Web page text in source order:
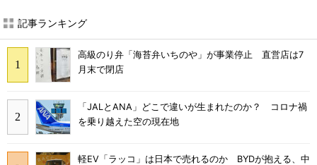
記事ランキング
高級のり弁「海苔弁いちのや」が事業停止 直営店は7
月末で閉店
「JALとANA」どこで違いが生まれたのか？ コロナ禍
を乗り越えた空の現在地
軽EV「ラッコ」は日本で売れるのか BYDが抱える、中